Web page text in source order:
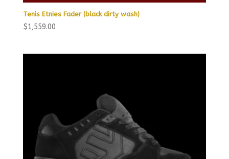
Tenis Etnies Fader (black dirty wash)
$1,559.00